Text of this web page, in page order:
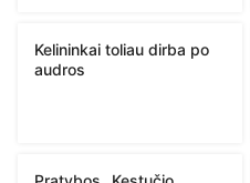
Kelininkai toliau dirba po
audros